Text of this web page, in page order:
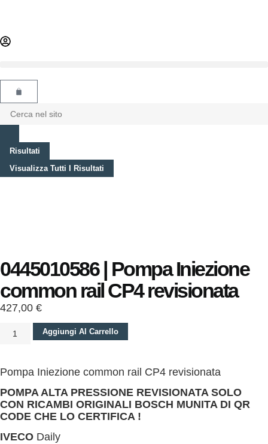
Risultati
Visualizza Tutti I Risultati
0445010586 | Pompa Iniezione
common rail CP4 revisionata
427,00 €
Aggiungi Al Carrello
Pompa Iniezione common rail CP4 revisionata
POMPA ALTA PRESSIONE REVISIONATA SOLO
CON RICAMBI ORIGINALI BOSCH MUNITA DI QR
CODE CHE LO CERTIFICA !
IVECO Daily